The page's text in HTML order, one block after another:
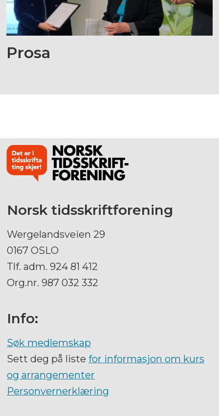
Prosa
Norsk tidsskriftforening
Wergelandsveien 29
0167 OSLO
Tlf. adm. 924 81 412
Org.nr. 987 032 332
Info:
Søk medlemskap
Sett deg på liste for informasjon om kurs
og arrangementer
Personvernerklæring